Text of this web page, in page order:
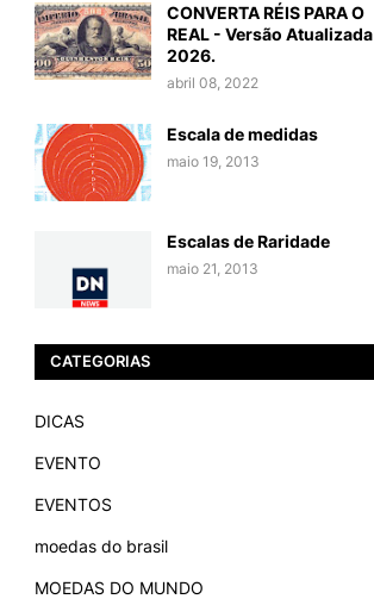
CONVERTA RÉIS PARA O
REAL - Versão Atualizada
2026.
abril 08, 2022
Escala de medidas
maio 19, 2013
Escalas de Raridade
maio 21, 2013
CATEGORIAS
DICAS
EVENTO
EVENTOS
moedas do brasil
MOEDAS DO MUNDO